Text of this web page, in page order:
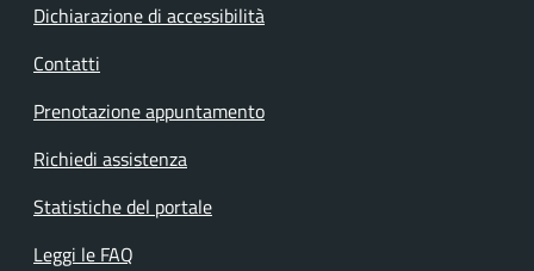
Dichiarazione di accessibilità
Contatti
Prenotazione appuntamento
Richiedi assistenza
Statistiche del portale
Leggi le FAQ